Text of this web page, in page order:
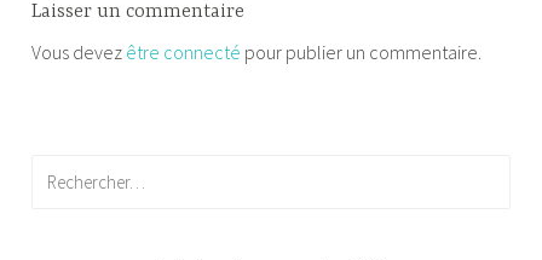
Laisser un commentaire
Vous devez être connecté pour publier un commentaire.